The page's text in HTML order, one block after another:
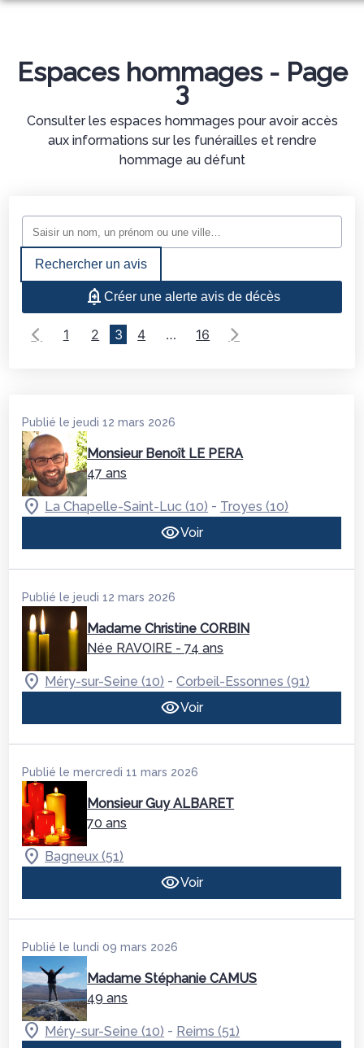
MONUMENTS FUNÉRAIRES
MAIZIERES
NOTRE CHAMBRE FUNERAIRE
NOTRE HISTOIRE
Espaces hommages - Page
3
Consulter les espaces hommages pour avoir accès
aux informations sur les funérailles et rendre
hommage au défunt
Rechercher un avis
Créer une alerte avis de décès
1 2 3 4 … 16
Publié le jeudi 12 mars 2026
Monsieur Benoît LE PERA
47 ans
La Chapelle-Saint-Luc (10) - Troyes (10)
Voir
Publié le jeudi 12 mars 2026
Madame Christine CORBIN
Née RAVOIRE - 74 ans
Méry-sur-Seine (10) -Corbeil-Essonnes (91)
Voir
Publié le mercredi 11 mars 2026
Monsieur Guy ALBARET
70 ans
Bagneux (51)
Voir
Publié le lundi 09 mars 2026
Madame Stéphanie CAMUS
49 ans
Méry-sur-Seine (10) - Reims (51)